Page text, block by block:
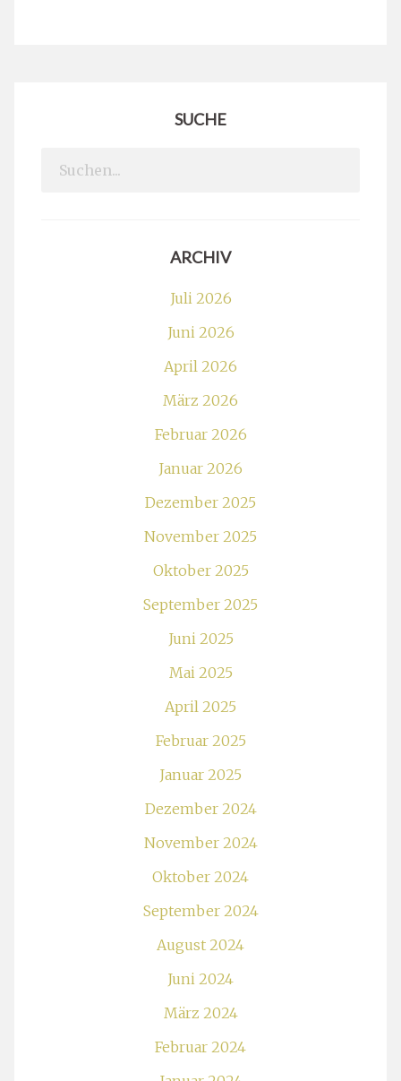
SUCHE
Search
ARCHIV
Juli 2026
Juni 2026
April 2026
März 2026
Februar 2026
Januar 2026
Dezember 2025
November 2025
Oktober 2025
September 2025
Juni 2025
Mai 2025
April 2025
Februar 2025
Januar 2025
Dezember 2024
November 2024
Oktober 2024
September 2024
August 2024
Juni 2024
März 2024
Februar 2024